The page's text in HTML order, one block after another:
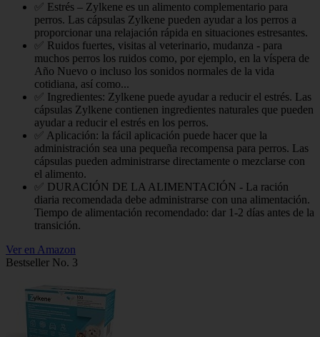
✅ Estrés – Zylkene es un alimento complementario para
perros. Las cápsulas Zylkene pueden ayudar a los perros a
proporcionar una relajación rápida en situaciones estresantes.
✅ Ruidos fuertes, visitas al veterinario, mudanza - para
muchos perros los ruidos como, por ejemplo, en la víspera de
Año Nuevo o incluso los sonidos normales de la vida
cotidiana, así como...
✅ Ingredientes: Zylkene puede ayudar a reducir el estrés. Las
cápsulas Zylkene contienen ingredientes naturales que pueden
ayudar a reducir el estrés en los perros.
✅ Aplicación: la fácil aplicación puede hacer que la
administración sea una pequeña recompensa para perros. Las
cápsulas pueden administrarse directamente o mezclarse con
el alimento.
✅ DURACIÓN DE LA ALIMENTACIÓN - La ración
diaria recomendada debe administrarse con una alimentación.
Tiempo de alimentación recomendado: dar 1-2 días antes de la
transición.
Ver en Amazon
Bestseller No. 3